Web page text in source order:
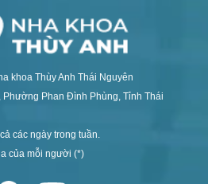
khoa Thùy Anh Thái Nguyên
Phan Đình Phùng, Tỉnh Thái
các ngày trong tuần.
của mỗi người (*)